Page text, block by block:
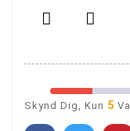
 
Skynd Dig, Kun 5